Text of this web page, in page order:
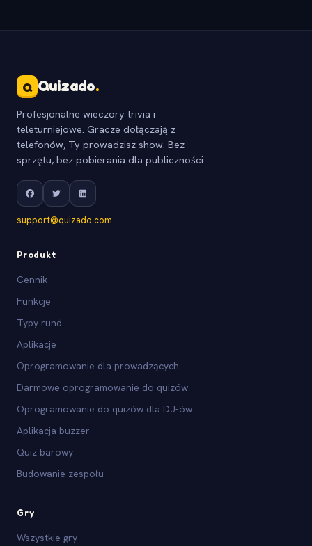
Q Quizado.
Profesjonalne wieczory trivia i
teleturniejowe. Gracze dołączają z
telefonów, Ty prowadzisz show. Bez
sprzętu, bez pobierania dla publiczności.
support@quizado.com
Produkt
Cennik
Funkcje
Typy rund
Aplikacje
Oprogramowanie dla prowadzących
Darmowe oprogramowanie do quizów
Oprogramowanie do quizów dla DJ-ów
Aplikacja buzzer
Quiz barowy
Budowanie zespołu
Gry
Wszystkie gry